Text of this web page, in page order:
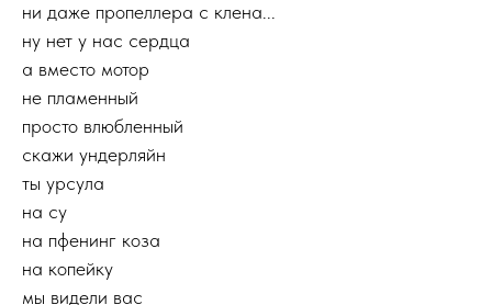
ни даже пропеллера с клена...
ну нет у нас сердца
а вместо мотор
не пламенный
просто влюбленный
скажи ундерляйн
ты урсула
на су
на пфенинг коза
на копейку
мы видели вас